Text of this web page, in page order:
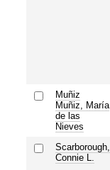
Muñiz
Muñiz, María
de las
Nieves
Scarborough,
Connie L.